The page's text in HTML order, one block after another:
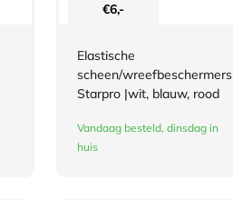
€6,-
Elastische
scheen/wreefbeschermers
Starpro |wit, blauw, rood
Vandaag besteld, dinsdag in
huis